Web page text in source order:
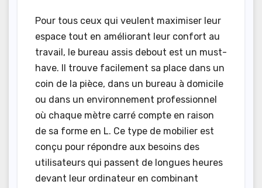
Pour tous ceux qui veulent maximiser leur
espace tout en améliorant leur confort au
travail, le bureau assis debout est un must-
have. Il trouve facilement sa place dans un
coin de la pièce, dans un bureau à domicile
ou dans un environnement professionnel
où chaque mètre carré compte en raison
de sa forme en L. Ce type de mobilier est
conçu pour répondre aux besoins des
utilisateurs qui passent de longues heures
devant leur ordinateur en combinant